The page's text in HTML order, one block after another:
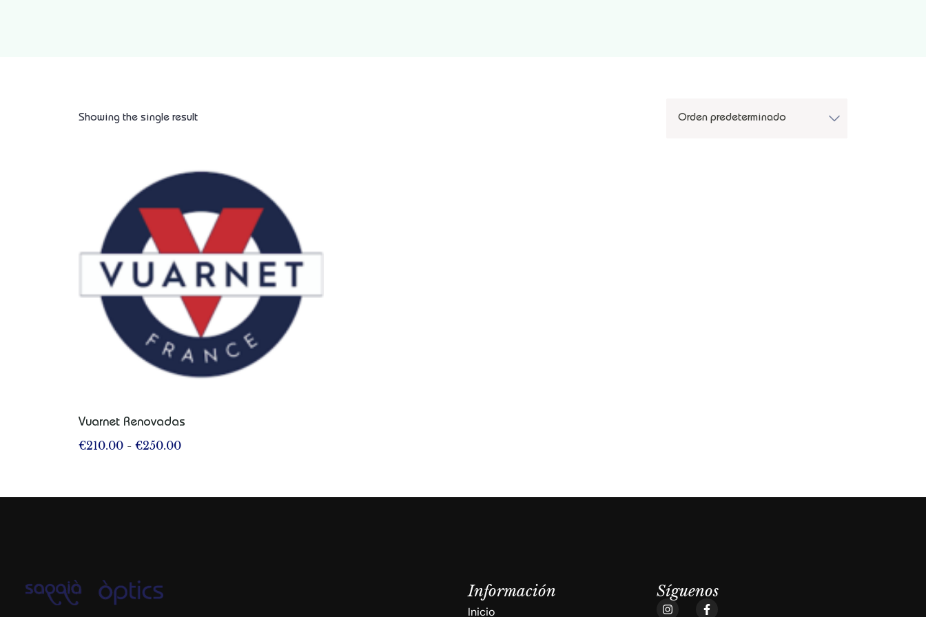
Showing the single result
Vuarnet Renovadas
€210.00 - €250.00
Información
Inicio
Síguenos